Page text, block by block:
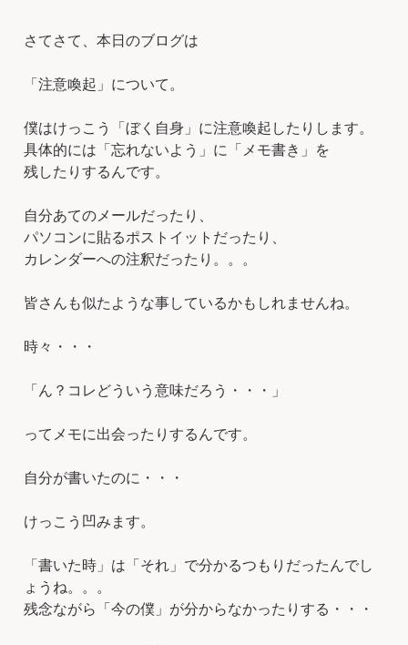
さてさて、本日のブログは
「注意喚起」について。
僕はけっこう「ぼく自身」に注意喚起したりします。
具体的には「忘れないよう」に「メモ書き」を
残したりするんです。
自分あてのメールだったり、
パソコンに貼るポストイットだったり、
カレンダーへの注釈だったり。。。
皆さんも似たような事しているかもしれませんね。
時々・・・
「ん？コレどういう意味だろう・・・」
ってメモに出会ったりするんです。
自分が書いたのに・・・
けっこう凹みます。
「書いた時」は「それ」で分かるつもりだったんでし
ょうね。。。
残念ながら「今の僕」が分からなかったりする・・・